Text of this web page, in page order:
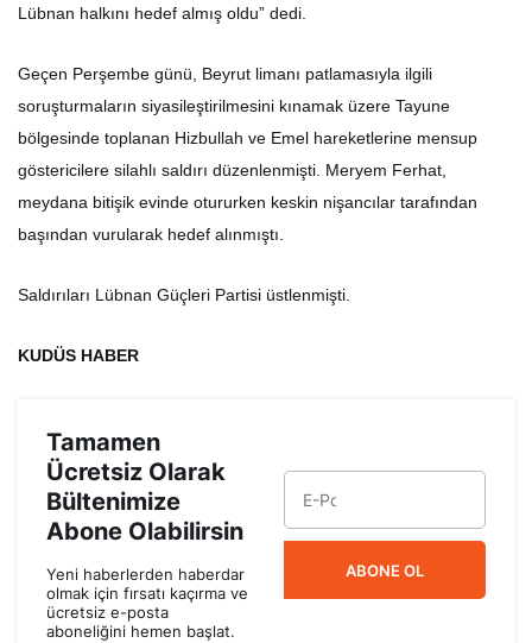
Lübnan halkını hedef almış oldu” dedi.
Geçen Perşembe günü, Beyrut limanı patlamasıyla ilgili
soruşturmaların siyasileştirilmesini kınamak üzere Tayune
bölgesinde toplanan Hizbullah ve Emel hareketlerine mensup
göstericilere silahlı saldırı düzenlenmişti. Meryem Ferhat,
meydana bitişik evinde otururken keskin nişancılar tarafından
başından vurularak hedef alınmıştı.
Saldırıları Lübnan Güçleri Partisi üstlenmişti.
KUDÜS HABER
Tamamen
Ücretsiz Olarak
Bültenimize
Abone Olabilirsin
Yeni haberlerden haberdar
olmak için fırsatı kaçırma ve
ücretsiz e-posta
aboneliğini hemen başlat.
ABONE OL